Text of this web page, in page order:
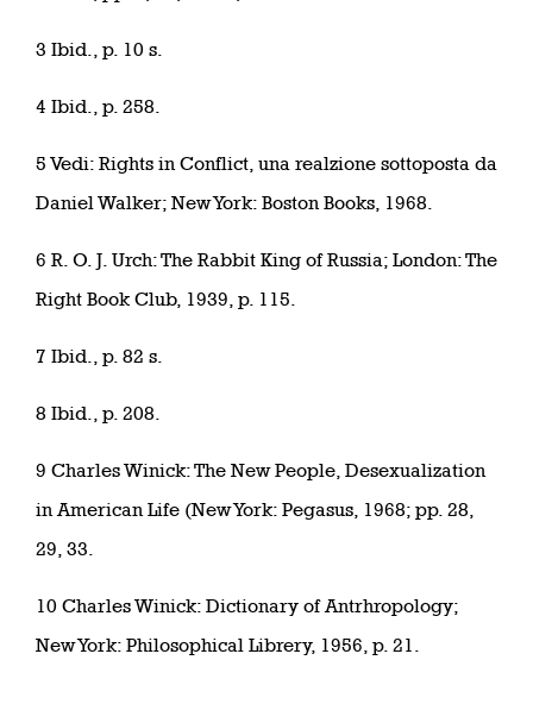
3 Ibid., p. 10 s.
4 Ibid., p. 258.
5 Vedi: Rights in Conflict, una realzione sottoposta da
Daniel Walker; New York: Boston Books, 1968.
6 R. O. J. Urch: The Rabbit King of Russia; London: The
Right Book Club, 1939, p. 115.
7 Ibid., p. 82 s.
8 Ibid., p. 208.
9 Charles Winick: The New People, Desexualization
in American Life (New York: Pegasus, 1968; pp. 28,
29, 33.
10 Charles Winick: Dictionary of Antrhropology;
New York: Philosophical Librery, 1956, p. 21.